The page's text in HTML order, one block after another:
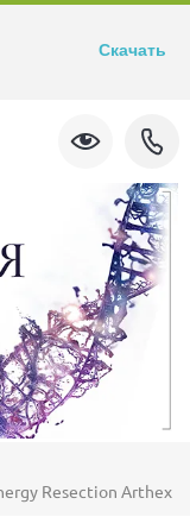
Resection Аrthex
Скачать